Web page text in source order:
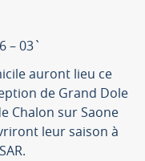
– 03`
auront lieu ce
de Grand Dole
Chalon sur Saone
leur saison à